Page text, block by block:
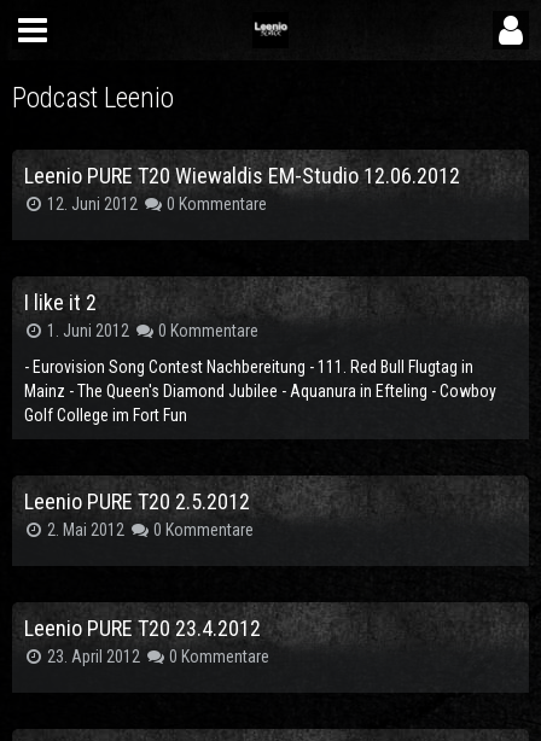
Podcast Leenio
Leenio PURE T20 Wiewaldis EM-Studio 12.06.2012
12. Juni 2012 0 Kommentare
I like it 2
1. Juni 2012
0 Kommentare
- Eurovision Song Contest Nachbereitung - 111. Red Bull Flugtag in
Mainz - The Queen's Diamond Jubilee - Aquanura in Efteling - Cowboy
Golf College im Fort Fun
Leenio PURE T20 2.5.2012
2. Mai 2012 0 Kommentare
Leenio PURE T20 23.4.2012
23. April 2012 0 Kommentare